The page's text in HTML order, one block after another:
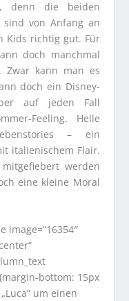
denn die beiden
von Anfang an
Kids richtig gut. Für
doch manchmal
Zwar kann man es
doch ein Disney-
auf jeden Fall
Feeling. Helle
– ein
italienischem Flair.
werden
eine kleine Moral
image=“16354″
bottom: 15px
um einen